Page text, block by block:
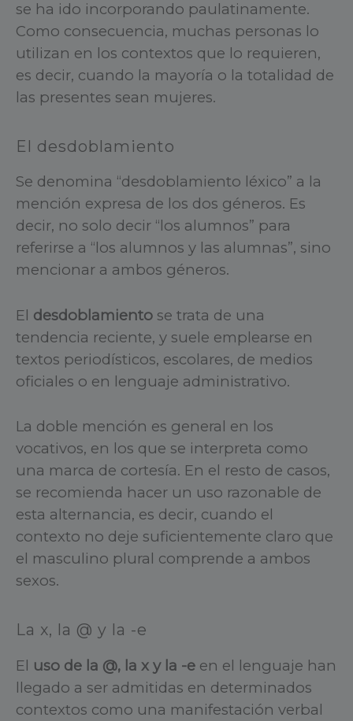
se ha ido incorporando paulatinamente.
Como consecuencia, muchas personas lo
utilizan en los contextos que lo requieren,
es decir, cuando la mayoría o la totalidad de
las presentes sean mujeres.
El desdoblamiento
Se denomina “desdoblamiento léxico” a la
mención expresa de los dos géneros. Es
decir, no solo decir “los alumnos” para
referirse a “los alumnos y las alumnas”, sino
mencionar a ambos géneros.
El desdoblamiento se trata de una
tendencia reciente, y suele emplearse en
textos periodísticos, escolares, de medios
oficiales o en lenguaje administrativo.
La doble mención es general en los
vocativos, en los que se interpreta como
una marca de cortesía. En el resto de casos,
se recomienda hacer un uso razonable de
esta alternancia, es decir, cuando el
contexto no deje suficientemente claro que
el masculino plural comprende a ambos
sexos.
La x, la @ y la -e
El uso de la @, la x y la -e en el lenguaje han
llegado a ser admitidas en determinados
contextos como una manifestación verbal